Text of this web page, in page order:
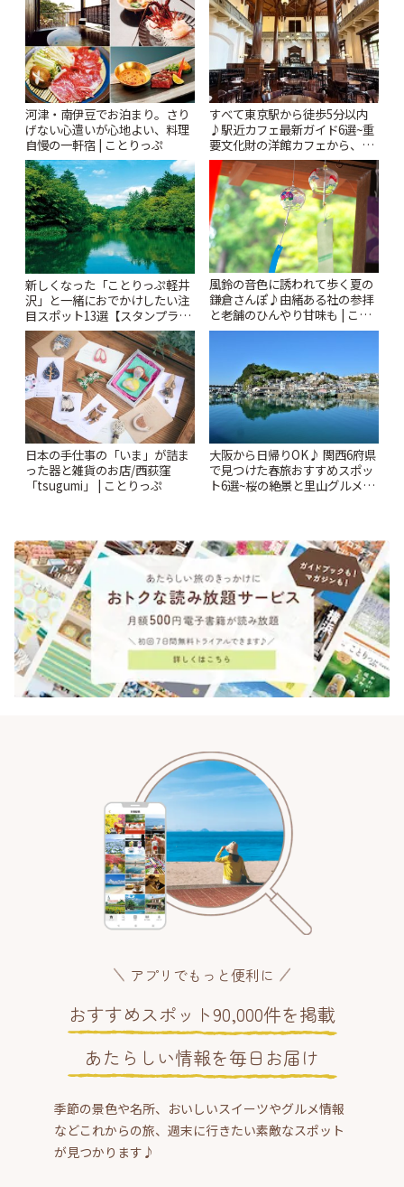
河津・南伊豆でお泊まり。さり
げない心遣いが心地よい、料理
自慢の一軒宿 | ことりっぷ
すべて東京駅から徒歩5分以内
♪駅近カフェ最新ガイド6選~重
要文化財の洋館カフェから、改
札すぐのレトロ喫茶まで~ | こと
りっぷ
新しくなった「ことりっぷ軽井
沢」と一緒におでかけしたい注
目スポット13選【スタンプラリ
ー開催中】 | ことりっぷ
風鈴の音色に誘われて歩く夏の
鎌倉さんぽ♪由緒ある社の参拝
と老舗のひんやり甘味も | こと
りっぷ
日本の手仕事の「いま」が詰ま
った器と雑貨のお店/西荻窪
「tsugumi」 | ことりっぷ
大阪から日帰りOK♪ 関西6府県
で見つけた春旅おすすめスポッ
ト6選~桜の絶景と里山グルメや
アプリでもっと便利に
おすすめスポット90,000件を掲載
あたらしい情報を毎日お届け
季節の景色や名所、おいしいスイーツやグルメ情報
などこれからの旅、週末に行きたい素敵なスポット
が見つかります♪